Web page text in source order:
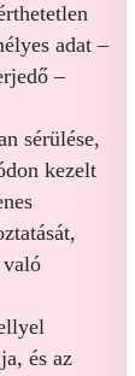
adat –
–
sérülése,
kezelt
való
és az